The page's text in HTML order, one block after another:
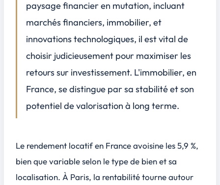
Technologies de l'avenir : une voie sûre ?
Intelligence artificielle et robotique
Énergies renouvelables et durabilité
Blockchain et cryptomonnaies
Immobilier : toujours un investissement de choix ?
Tendances du marché immobilier global
paysage financier en mutation, incluant
marchés financiers, immobilier, et
innovations technologiques, il est vital de
choisir judicieusement pour maximiser les
retours sur investissement. L'immobilier, en
France, se distingue par sa stabilité et son
potentiel de valorisation à long terme.
Le rendement locatif en France avoisine les 5,9 %,
bien que variable selon le type de bien et sa
localisation. À Paris, la rentabilité tourne autour